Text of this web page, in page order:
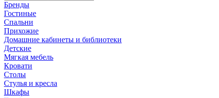
Бренды
Гостиные
Спальни
Прихожие
Домашние кабинеты и библиотеки
Детские
Мягкая мебель
Кровати
Столы
Стулья и кресла
Шкафы